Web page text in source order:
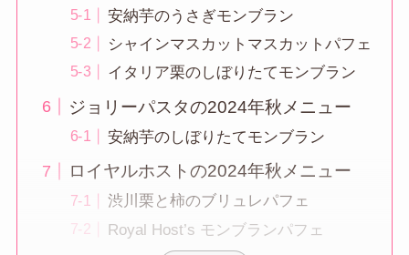
安納芋のうさぎモンブラン
シャインマスカットマスカットパフェ
イタリア栗のしぼりたてモンブラン
ジョリーパスタの2024年秋メニュー
安納芋のしぼりたてモンブラン
ロイヤルホストの2024年秋メニュー
渋川栗と柿のブリュレパフェ
Royal Host’s モンブランパフェ